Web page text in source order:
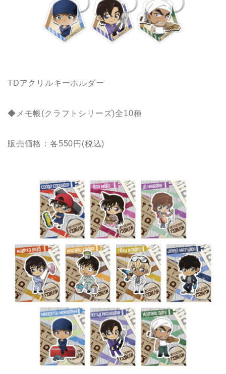
TDアクリルキーホルダー
◆メモ帳(クラフトシリーズ)全10種
販売価格：各550円(税込)